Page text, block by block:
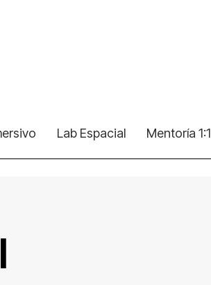
Lab Espacial Mentoría 1:1